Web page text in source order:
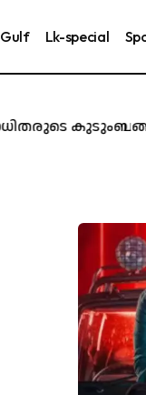
Gulf Lk-special
കുടുംബങ്ങൾക്ക്